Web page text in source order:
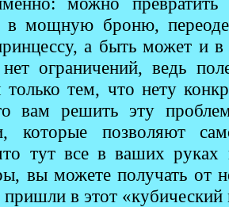
в мощную броню,
а быть может и
нет ограничений, ведь
только тем, что нету
вам решить эту
которые позволяют
тут все в ваших руках
вы можете получать от
в этот